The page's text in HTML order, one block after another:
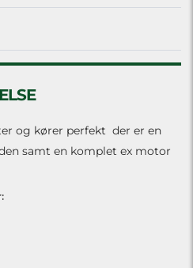
og kører perfekt der er en
samt en komplet ex motor